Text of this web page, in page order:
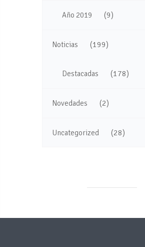
Año 2019 (9)
Noticias (199)
Destacadas (178)
Novedades (2)
Uncategorized (28)